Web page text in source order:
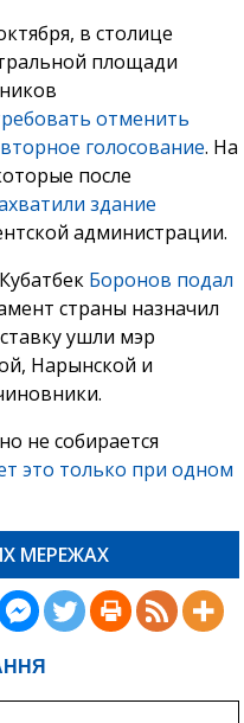
в столице
площади
отменить
голосование. На
после
здание
администрации.
Боронов подал
страны назначил
ушли мэр
Нарынской и
не собирается
это только при одном
МЕРЕЖАХ